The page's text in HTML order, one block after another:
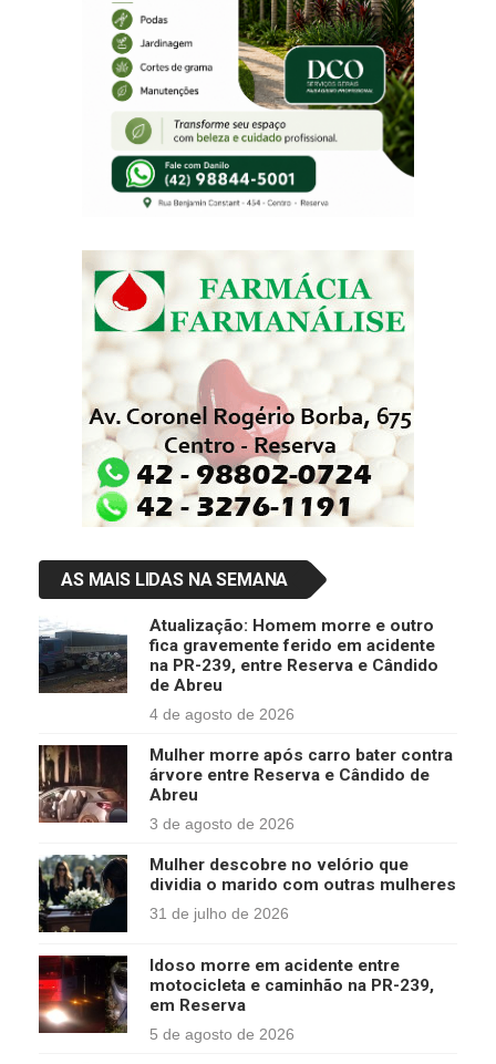
AS MAIS LIDAS NA SEMANA
Atualização: Homem morre e outro
fica gravemente ferido em acidente
na PR-239, entre Reserva e Cândido
de Abreu
4 de agosto de 2026
Mulher morre após carro bater contra
árvore entre Reserva e Cândido de
Abreu
3 de agosto de 2026
Mulher descobre no velório que
dividia o marido com outras mulheres
31 de julho de 2026
Idoso morre em acidente entre
motocicleta e caminhão na PR-239,
em Reserva
5 de agosto de 2026